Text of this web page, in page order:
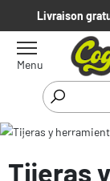
Livraison
Menu
Début
Tijeras